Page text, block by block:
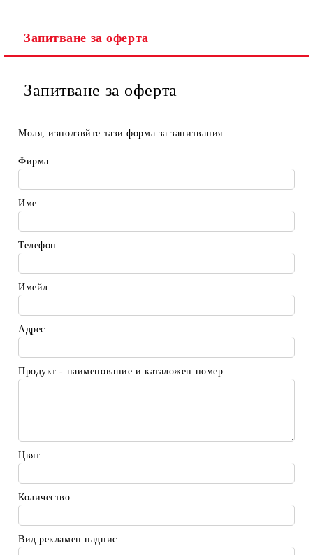
Запитване за оферта
Запитване за оферта
Моля, използвйте тази форма за запитвания.
Фирма
Име
Телефон
Имейл
Адрес
Продукт - наименование и каталожен номер
Цвят
Количество
Вид рекламен надпис